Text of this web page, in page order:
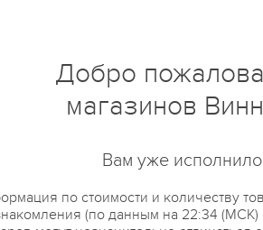
Добро
магазинов
Вам уже
по стоимости и количеству
(по данным на 22:34